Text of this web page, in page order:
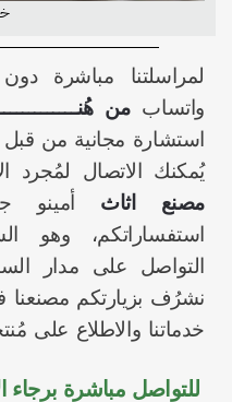
لمراسلتنا مباشرة
واتساب من
استشارة مجانية من قبل
يُمكنك الاتصال لمُجرد
مصنع اثاث أمينو
استفساراتكم، وهو
التواصل على مدار
نشرُف بزيارتكم
خدماتنا والاطلاع على
للتواصل مباشرة برجاء